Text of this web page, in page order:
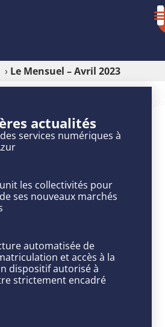
› Le Mensuel – Avril 2023
actualités
services numériques à
les collectivités pour
ses nouveaux marchés
automatisée de
et accès à la
dispositif autorisé à
strictement encadré